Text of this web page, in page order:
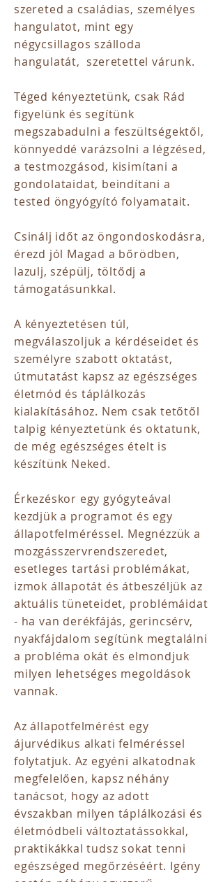
szereted a családias, személyes
hangulatot, mint egy
négycsillagos szálloda
hangulatát, szeretettel várunk.
Téged kényeztetünk, csak Rád
figyelünk és segítünk
megszabadulni a feszültségektől,
könnyeddé varázsolni a légzésed,
a testmozgásod, kisimítani a
gondolataidat, beindítani a
tested öngyógyító folyamatait.
Csinálj időt az öngondoskodásra,
érezd jól Magad a bőrödben,
lazulj, szépülj, töltődj a
támogatásunkkal.
A kényeztetésen túl,
megválaszoljuk a kérdéseidet és
személyre szabott oktatást,
útmutatást kapsz az egészséges
életmód és táplálkozás
kialakításához. Nem csak tetőtől
talpig kényeztetünk és oktatunk,
de még egészséges ételt is
készítünk Neked.
Érkezéskor egy gyógyteával
kezdjük a programot és egy
állapotfelméréssel. Megnézzük a
mozgásszervrendszeredet,
esetleges tartási problémákat,
izmok állapotát és átbeszéljük az
aktuális tüneteidet, problémáidat
- ha van derékfájás, gerincsérv,
nyakfájdalom segítünk megtalálni
a probléma okát és elmondjuk
milyen lehetséges megoldások
vannak.
Az állapotfelmérést egy
ájurvédikus alkati felméréssel
folytatjuk. ​Az egyéni alkatodnak
megfelelően, kapsz néhány
tanácsot, hogy az adott
évszakban milyen táplálkozási és
életmódbeli változtatássokkal,
praktikákkal tudsz sokat tenni
egészséged megőrzéséért. Igény